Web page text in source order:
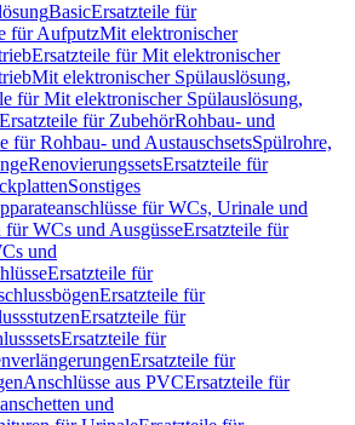
BasicErsatzteile für
für AufputzMit elektronischer
Ersatzteile für Mit elektronischer
Mit elektronischer Spülauslösung,
für Mit elektronischer Spülauslösung,
Ersatzteile für ZubehörRohbau- und
für Rohbau- und AustauschsetsSpülrohre,
RenovierungssetsErsatzteile für
Sonstiges
für WCs, Urinale und
WCs und AusgüsseErsatzteile für
und
Ersatzteile für
Ersatzteile für
Ersatzteile für
Ersatzteile für
Ersatzteile für
Anschlüsse aus PVCErsatzteile für
und